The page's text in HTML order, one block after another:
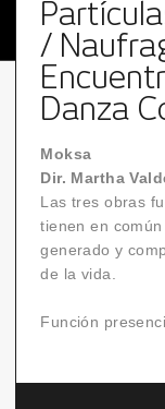
/
Danza
Moksa
Dir. Martha
Las tres obras
tienen en
generado y
de la vida.
Función